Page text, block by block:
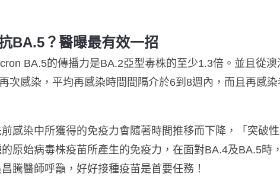
BA.5？醫曝最有效一招
BA.5的傳播力是BA.2亞型毒株的至少1.3倍。並且從
次感染，平均再感染時間間隔介於6到8週內，而且再感
前感染中所獲得的免疫力會隨著時間推移而下降，「突破
原始病毒株疫苗所產生的免疫力，在面對BA.4及BA.5時
騰醫師呼籲， 好好接種疫苗是首要任務！